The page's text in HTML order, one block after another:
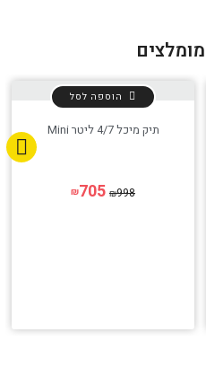
תיק מיכל 4/7 ליטר Mini
₪998
₪705
הוספה לסל